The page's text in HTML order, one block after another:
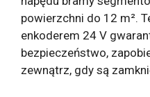
powierzchni do 12 m².
enkoderem 24 V
bezpieczeństwo,
zewnątrz, gdy są